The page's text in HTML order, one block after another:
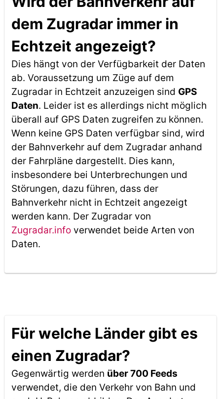
dem Zugradar immer in
Echtzeit angezeigt?
Dies hängt von der Verfügbarkeit der Daten
ab. Voraussetzung um Züge auf dem
Zugradar in Echtzeit anzuzeigen sind GPS
Daten. Leider ist es allerdings nicht möglich
überall auf GPS Daten zugreifen zu können.
Wenn keine GPS Daten verfügbar sind, wird
der Bahnverkehr auf dem Zugradar anhand
der Fahrpläne dargestellt. Dies kann,
insbesondere bei Unterbrechungen und
Störungen, dazu führen, dass der
Bahnverkehr nicht in Echtzeit angezeigt
werden kann. Der Zugradar von
Zugradar.infoverwendet beide Arten von
Daten.
Für welche Länder gibt es
einen Zugradar?
Gegenwärtig werden über 700 Feeds
verwendet, die den Verkehr von Bahn und